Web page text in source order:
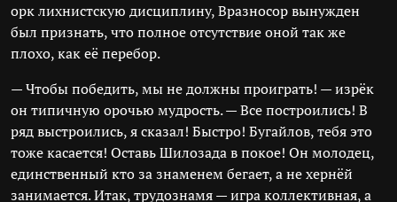
орк лихнистскую дисциплину, Вразносор вынужден
был признать, что полное отсутствие оной так же
плохо, как её перебор.
— Чтобы победить, мы не должны проиграть! — изрёк
он типичную орочью мудрость. — Все построились! В
ряд выстроились, я сказал! Быстро! Бугайлов, тебя это
тоже касается! Оставь Шилозада в покое! Он молодец,
единственный кто за знаменем бегает, а не хернёй
занимается. Итак, трудознамя — игра коллективная, а